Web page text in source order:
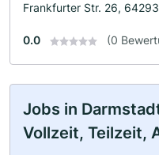
Frankfurter Str. 26,
0.0 (0
Jobs in
Vollzeit, Teilzeit,